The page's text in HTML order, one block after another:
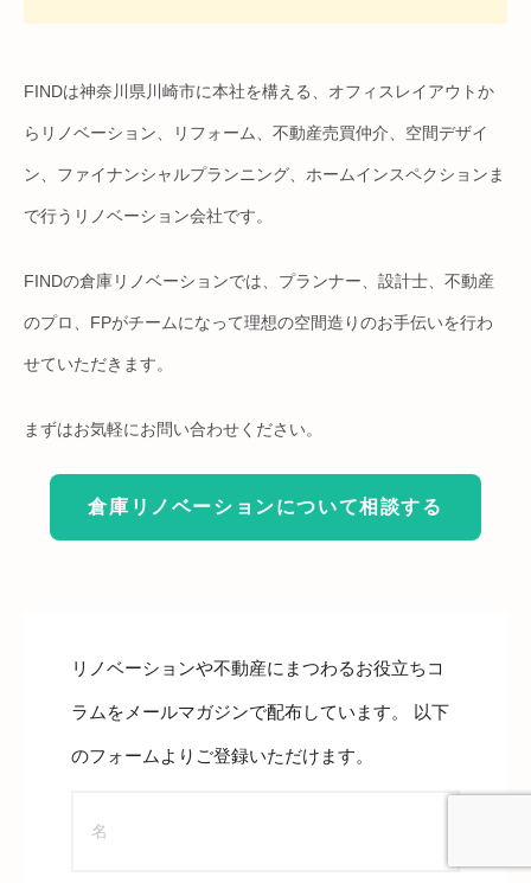
FINDは神奈川県川崎市に本社を構える、オフィスレイアウトか
らリノベーション、リフォーム、不動産売買仲介、空間デザイ
ン、ファイナンシャルプランニング、ホームインスペクションま
で行うリノベーション会社です。
FINDの倉庫リノベーションでは、プランナー、設計士、不動産
のプロ、FPがチームになって理想の空間造りのお手伝いを行わ
せていただきます。
まずはお気軽にお問い合わせください。
倉庫リノベーションについて相談する
リノベーションや不動産にまつわるお役立ちコ
ラムをメールマガジンで配布しています。 以下
のフォームよりご登録いただけます。